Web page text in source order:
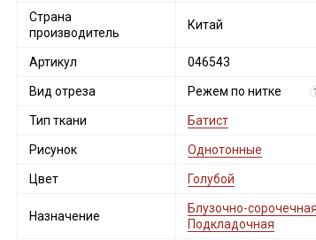
Страна
производитель
Китай
Артикул 046543
Вид отреза Режем по нитке
Тип ткани Батист
Рисунок Однотонные
Цвет Голубой
Назначение
Блузочно-сорочечная
Подкладочная